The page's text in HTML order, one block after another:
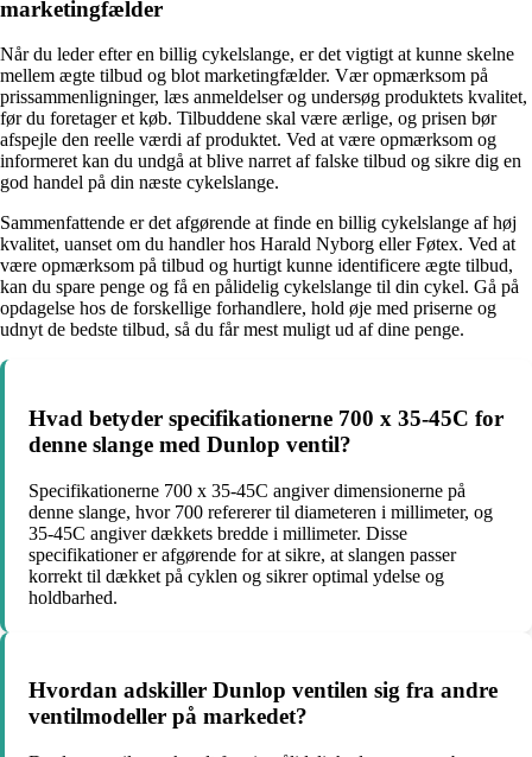
marketingfælder
Når du leder efter en billig cykelslange, er det vigtigt at kunne skelne
mellem ægte tilbud og blot marketingfælder. Vær opmærksom på
prissammenligninger, læs anmeldelser og undersøg produktets kvalitet,
før du foretager et køb. Tilbuddene skal være ærlige, og prisen bør
afspejle den reelle værdi af produktet. Ved at være opmærksom og
informeret kan du undgå at blive narret af falske tilbud og sikre dig en
god handel på din næste cykelslange.
Sammenfattende er det afgørende at finde en billig cykelslange af høj
kvalitet, uanset om du handler hos Harald Nyborg eller Føtex. Ved at
være opmærksom på tilbud og hurtigt kunne identificere ægte tilbud,
kan du spare penge og få en pålidelig cykelslange til din cykel. Gå på
opdagelse hos de forskellige forhandlere, hold øje med priserne og
udnyt de bedste tilbud, så du får mest muligt ud af dine penge.
Hvad betyder specifikationerne 700 x 35-45C for
denne slange med Dunlop ventil?
Specifikationerne 700 x 35-45C angiver dimensionerne på
denne slange, hvor 700 refererer til diameteren i millimeter, og
35-45C angiver dækkets bredde i millimeter. Disse
specifikationer er afgørende for at sikre, at slangen passer
korrekt til dækket på cyklen og sikrer optimal ydelse og
holdbarhed.
Hvordan adskiller Dunlop ventilen sig fra andre
ventilmodeller på markedet?